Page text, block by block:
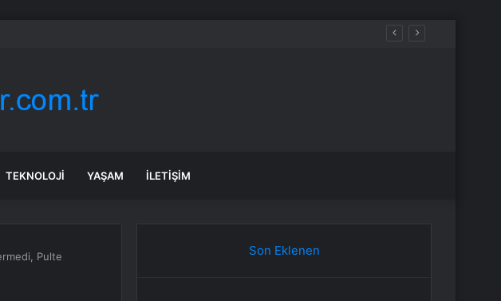
TEKNOLOJI YAŞAM İLETIŞIM
Pulte
Son Eklenen